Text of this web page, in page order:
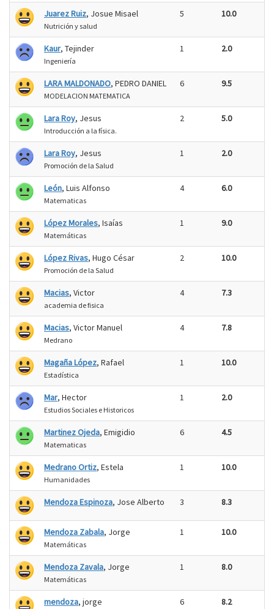
Juarez Ruiz, Josue Misael
Nutrición y salud
5 10.0
Kaur, Tejinder
Ingeniería
1 2.0
LARA MALDONADO, PEDRO DANIEL
MODELACION MATEMATICA
6 9.5
Lara Roy, Jesus
Introducción a la física.
2 5.0
Lara Roy, Jesus
Promoción de la Salud
1 2.0
León, Luis Alfonso
Matematicas
4 6.0
López Morales, Isaías
Matemáticas
1 9.0
López Rivas, Hugo César
Promoción de la Salud
2 10.0
Macias, Victor
academia de fisica
4 7.3
Macias, Victor Manuel
Medrano
4 7.8
Magaña López, Rafael
Estadística
1 10.0
Mar, Hector
Estudios Sociales e Historicos
1 2.0
Martinez Ojeda, Emigidio
Matematicas
6 4.5
Medrano Ortiz, Estela
Humanidades
1 10.0
Mendoza Espinoza, Jose Alberto 3 8.3
Mendoza Zabala, Jorge
Matemáticas
1 10.0
Mendoza Zavala, Jorge
Matemáticas
1 8.0
mendoza, jorge 6 8.2